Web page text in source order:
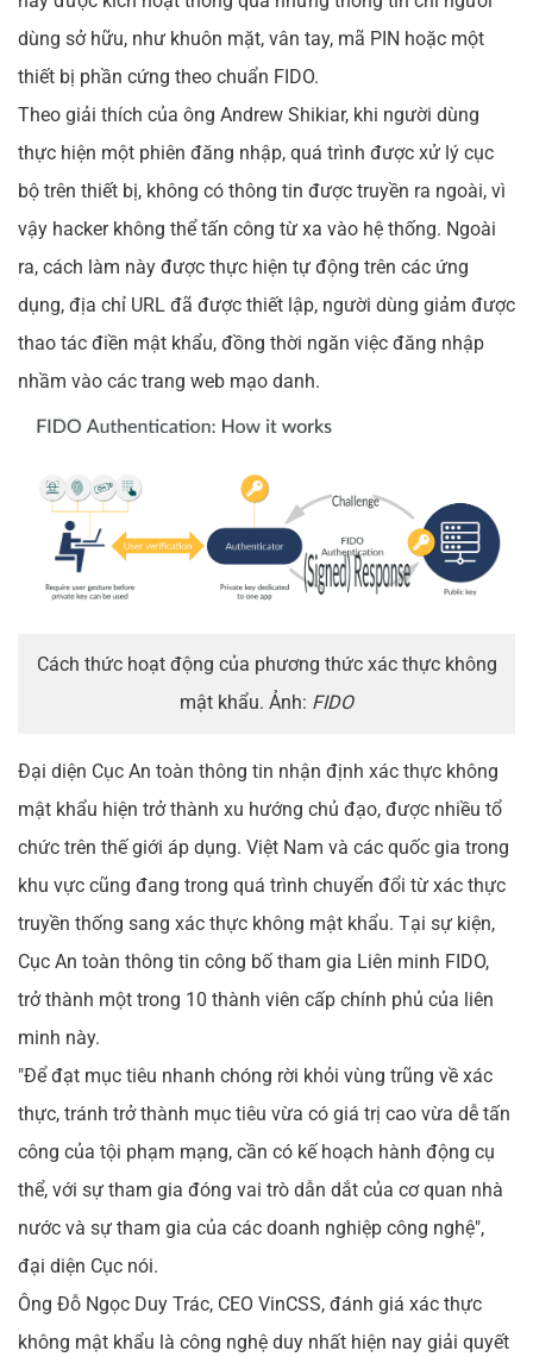
dùng sở hữu, như khuôn mặt, vân tay, mã PIN hoặc một
thiết bị phần cứng theo chuẩn FIDO.
Theo giải thích của ông Andrew Shikiar, khi người dùng
thực hiện một phiên đăng nhập, quá trình được xử lý cục
bộ trên thiết bị, không có thông tin được truyền ra ngoài, vì
vậy hacker không thể tấn công từ xa vào hệ thống. Ngoài
ra, cách làm này được thực hiện tự động trên các ứng
dụng, địa chỉ URL đã được thiết lập, người dùng giảm được
thao tác điền mật khẩu, đồng thời ngăn việc đăng nhập
nhầm vào các trang web mạo danh.
Cách thức hoạt động của phương thức xác thực không
mật khẩu. Ảnh: FIDO
Đại diện Cục An toàn thông tin nhận định xác thực không
mật khẩu hiện trở thành xu hướng chủ đạo, được nhiều tổ
chức trên thế giới áp dụng. Việt Nam và các quốc gia trong
khu vực cũng đang trong quá trình chuyển đổi từ xác thực
truyền thống sang xác thực không mật khẩu. Tại sự kiện,
Cục An toàn thông tin công bố tham gia Liên minh FIDO,
trở thành một trong 10 thành viên cấp chính phủ của liên
minh này.
"Để đạt mục tiêu nhanh chóng rời khỏi vùng trũng về xác
thực, tránh trở thành mục tiêu vừa có giá trị cao vừa dễ tấn
công của tội phạm mạng, cần có kế hoạch hành động cụ
thể, với sự tham gia đóng vai trò dẫn dắt của cơ quan nhà
nước và sự tham gia của các doanh nghiệp công nghệ",
đại diện Cục nói.
Ông Đỗ Ngọc Duy Trác, CEO VinCSS, đánh giá xác thực
không mật khẩu là công nghệ duy nhất hiện nay giải quyết